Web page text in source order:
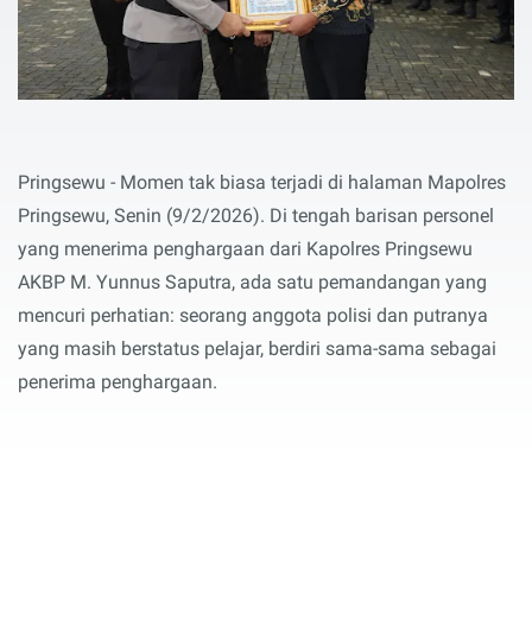
Pringsewu - Momen tak biasa terjadi di halaman Mapolres
Pringsewu, Senin (9/2/2026). Di tengah barisan personel
yang menerima penghargaan dari Kapolres Pringsewu
AKBP M. Yunnus Saputra, ada satu pemandangan yang
mencuri perhatian: seorang anggota polisi dan putranya
yang masih berstatus pelajar, berdiri sama-sama sebagai
penerima penghargaan.